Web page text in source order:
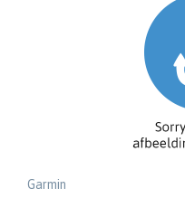
Garmin